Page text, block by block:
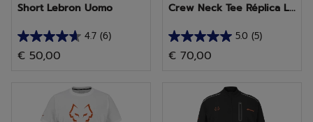
Short Lebron Uomo
4.7 (6)
4.7
su
€ 50,00
Crew Neck Tee Réplica L...
5.0 (5)
5.0
su
€ 70,00